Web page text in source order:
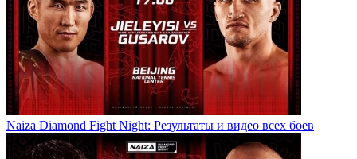
Naiza Diamond Fight Night: Результаты и видео всех боев